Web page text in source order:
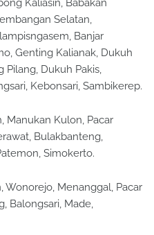
Kaliasin, Babakan
Selatan,
Banjar
Genting Kalianak, Dukuh
Pilang, Dukuh Pakis,
Kebonsari, Sambikerep.
Manukan Kulon, Pacar
Bulakbanteng,
Simokerto.
Wonorejo, Menanggal, Pacar
Balongsari, Made,